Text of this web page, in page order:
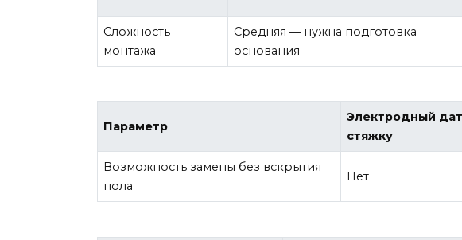
Сложность
монтажа
Средняя — нужна подготовка
основания
Параметр
Электродный
стяжку
Возможность замены без вскрытия
пола
Нет